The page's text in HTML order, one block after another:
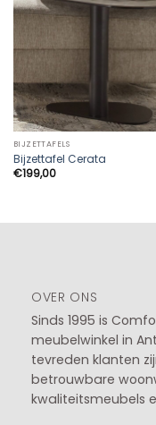
BIJZETTAFELS
Bijzettafel Cerata
€199,00
OVER ONS
Sinds 1995 is
meubelwinkel in
tevreden klanten
betrouwbare
kwaliteitsmeubels